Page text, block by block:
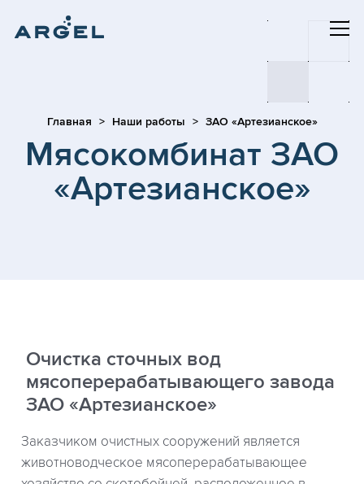
Главная Наши работы ЗАО «Артезианское»
Мясокомбинат ЗАО
«Артезианское»
Очистка сточных вод
мясоперерабатывающего завода
ЗАО «Артезианское»
Заказчиком очистных сооружений является
животноводческое мясоперерабатывающее